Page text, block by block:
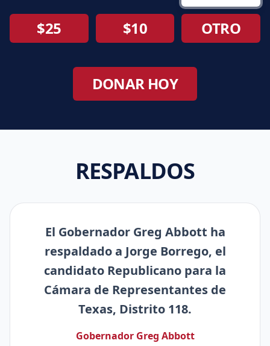
$25
$10 OTRO
DONAR HOY
RESPALDOS
El Gobernador Greg Abbott ha
respaldado a Jorge Borrego, el
candidato Republicano para la
Cámara de Representantes de
Texas, Distrito 118.
Gobernador Greg Abbott